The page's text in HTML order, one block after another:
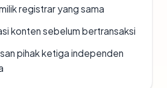
registrar yang sama
konten sebelum bertransaksi
pihak ketiga independen